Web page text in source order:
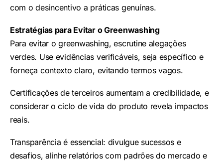
com o desincentivo a práticas genuínas.
Estratégias para Evitar o Greenwashing
Para evitar o greenwashing, escrutine alegações
verdes. Use evidências verificáveis, seja específico e
forneça contexto claro, evitando termos vagos.
Certificações de terceiros aumentam a credibilidade, e
considerar o ciclo de vida do produto revela impactos
reais.
Transparência é essencial: divulgue sucessos e
desafios, alinhe relatórios com padrões do mercado e